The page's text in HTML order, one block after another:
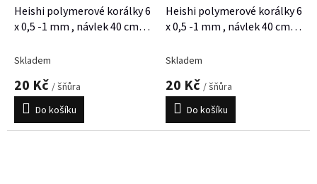
Heishi polymerové korálky 6
x 0,5 -1 mm , návlek 40 cm,
Skladem
20 Kč / šňůra
Do košíku
Heishi polymerové korálky 6
x 0,5 -1 mm , návlek 40 cm,
Skladem
20 Kč / šňůra
Do košíku